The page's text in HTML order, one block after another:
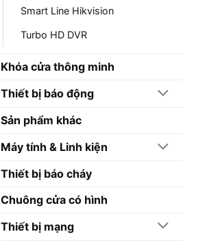
Smart Line Hikvision
Turbo HD DVR
Khóa cửa thông minh
Thiết bị báo động
Sản phẩm khác
Máy tính & Linh kiện
Thiết bị báo cháy
Chuông cửa có hình
Thiết bị mạng